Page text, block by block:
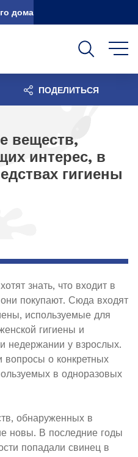
дома
веществ,
интерес, в
гигиены
ПОДЕЛИТЬСЯ
знать, что входит в
покупают. Сюда входят
используемые для
гигиены и
недержании у взрослых.
вопросы о конкретных
в одноразовых
обнаруженных в
новы. В последние годы
попадали свинец в